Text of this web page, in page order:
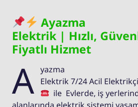
Ayazma
Elektrik | Hızlı,
Fiyatlı Hizmet
A yazma
Elektrik 7/24 Acil Elektrikçi
ile Evlerde, iş